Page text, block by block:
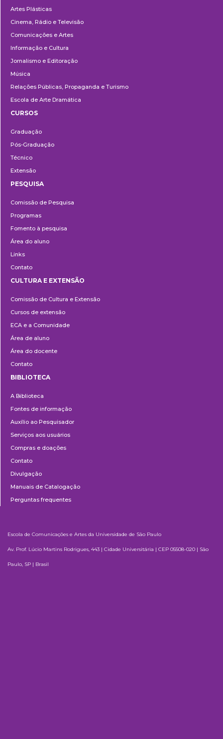
Artes Plásticas
Cinema, Rádio e Televisão
Comunicações e Artes
Informação e Cultura
Jornalismo e Editoração
Música
Relações Públicas, Propaganda e Turismo
Escola de Arte Dramática
CURSOS
Graduação
Pós-Graduação
Técnico
Extensão
PESQUISA
Comissão de Pesquisa
Programas
Fomento à pesquisa
Área do aluno
Links
Contato
e
Extensão
CULTURA E EXTENSÃO
Comissão de Cultura e Extensão
Cursos de extensão
ECA e a Comunidade
Área de aluno
Área do docente
Contato
BIBLIOTECA
A Biblioteca
Fontes de informação
Auxílio ao Pesquisador
Serviços aos usuários
Compras e doações
Contato
Divulgação
Manuais de Catalogação
Perguntas frequentes
Escola de Comunicações e Artes da Universidade de São Paulo
Av. Prof. Lúcio Martins Rodrigues, 443 | Cidade Universitária | CEP 05508-020 | São
Paulo, SP | Brasil